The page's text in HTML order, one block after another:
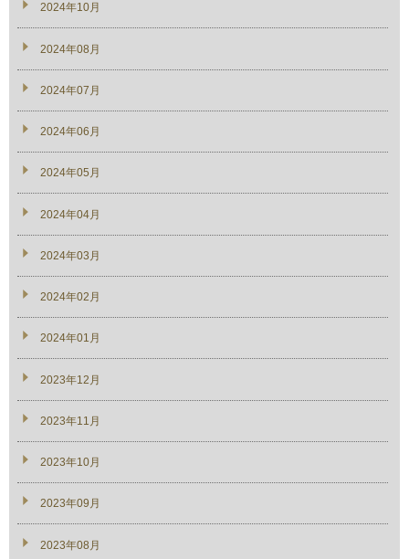
2024年10月
2024年08月
2024年07月
2024年06月
2024年05月
2024年04月
2024年03月
2024年02月
2024年01月
2023年12月
2023年11月
2023年10月
2023年09月
2023年08月